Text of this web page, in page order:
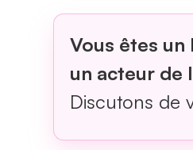
Vous êtes
un acteur de
Discutons de